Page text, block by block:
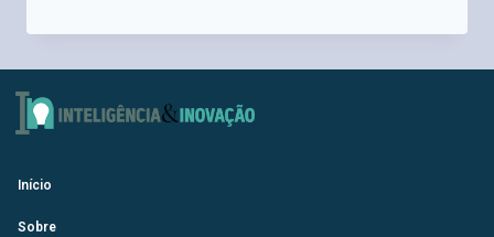
Início
Sobre